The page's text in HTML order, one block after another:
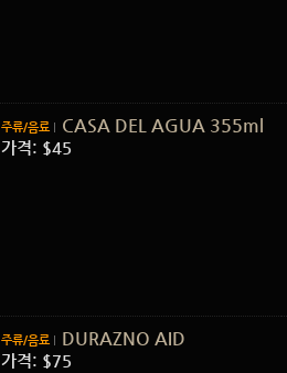
주류/음료 CASA DEL AGUA 355ml
가격: $45
주류/음료 DURAZNO AID
가격: $75